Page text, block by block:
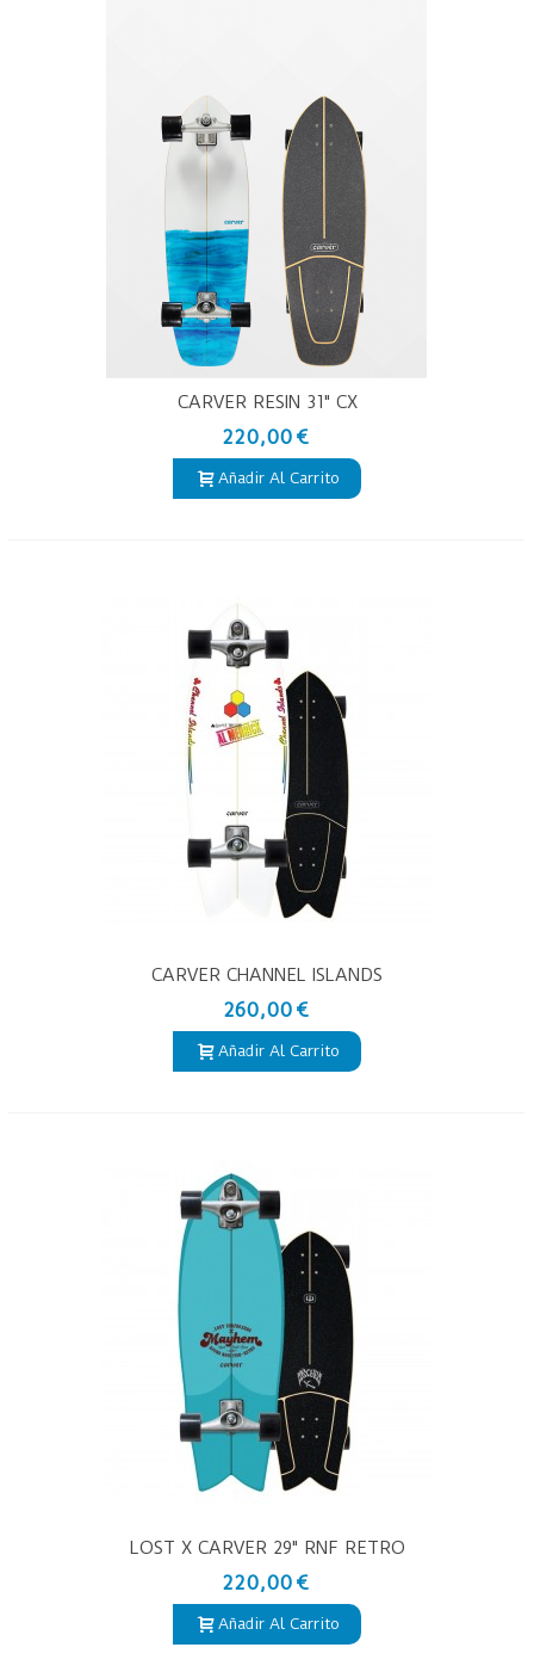
CARVER RESIN 31" CX
220,00 €
Añadir Al Carrito
CARVER CHANNEL ISLANDS
FISHBEARD 29.25"
260,00 €
Añadir Al Carrito
LOST X CARVER 29" RNF RETRO
220,00 €
Añadir Al Carrito